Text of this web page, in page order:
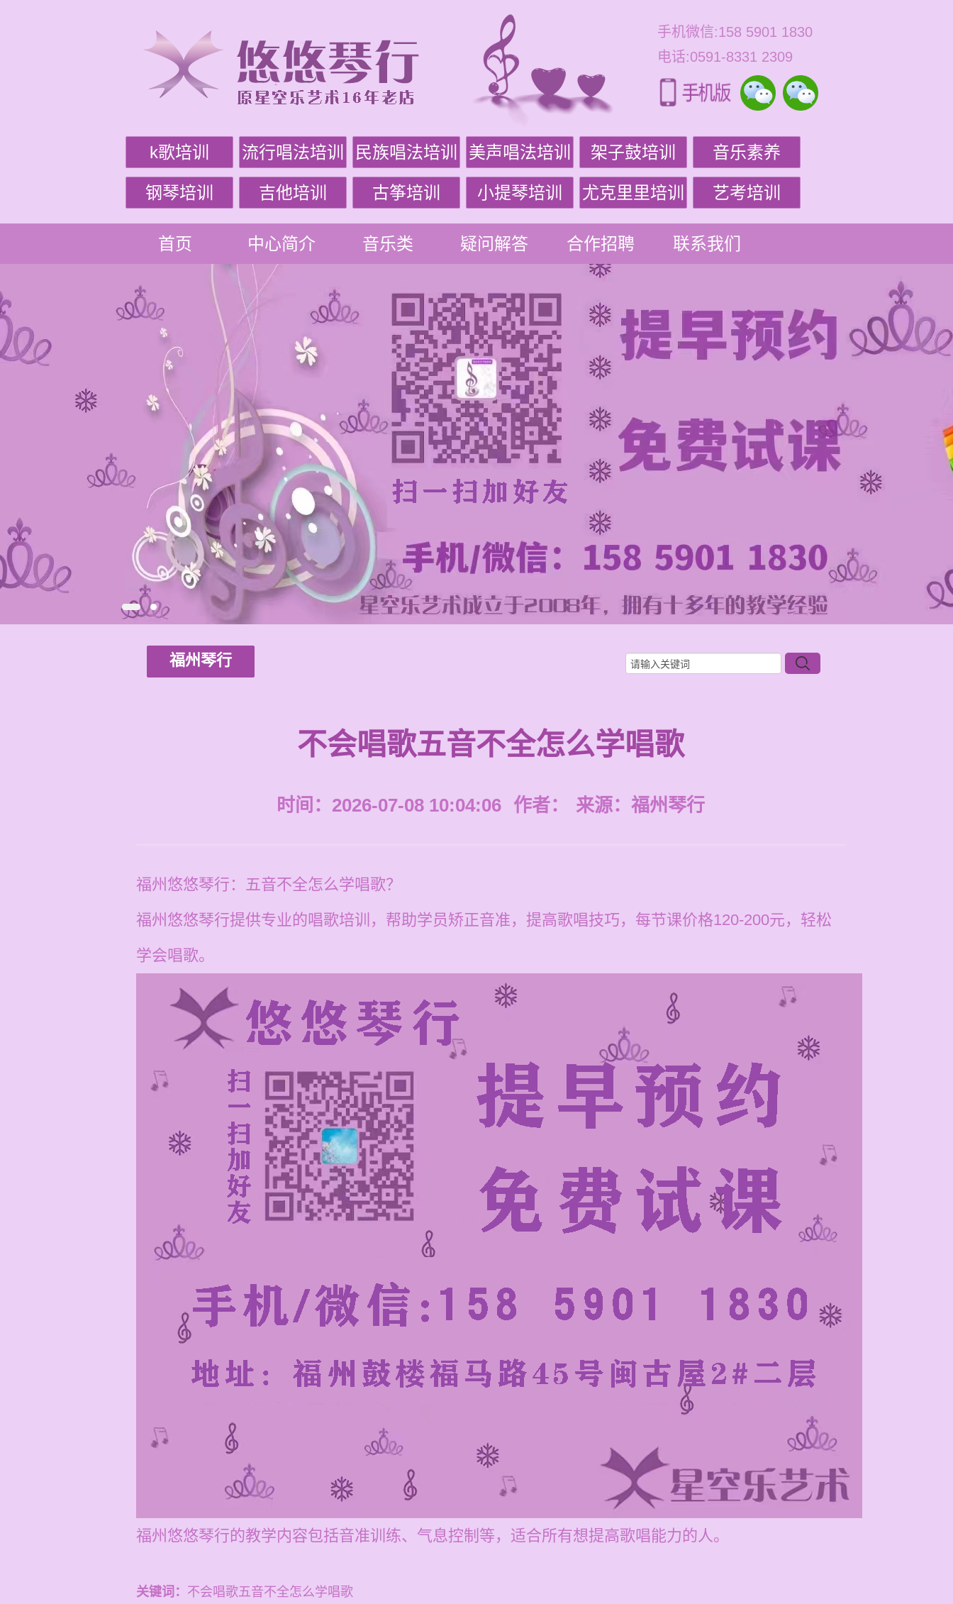
手机微信:158 5901 1830
电话:0591-8331 2309
k歌培训 流行唱法培训 民族唱法培训 美声唱法培训 架子鼓培训 音乐素养
钢琴培训 吉他培训 古筝培训 小提琴培训 尤克里里培训 艺考培训
首页 中心简介 音乐类 疑问解答 合作招聘 联系我们
福州琴行
不会唱歌五音不全怎么学唱歌
时间：2026-07-08 10:04:06 作者： 来源： 福州琴行
福州悠悠琴行：五音不全怎么学唱歌？
福州悠悠琴行提供专业的唱歌培训，帮助学员矫正音准，提高歌唱技巧，每节课价格120-200元，轻松
学会唱歌。
福州悠悠琴行的教学内容包括音准训练、气息控制等，适合所有想提高歌唱能力的人。
关键词： 不会唱歌五音不全怎么学唱歌